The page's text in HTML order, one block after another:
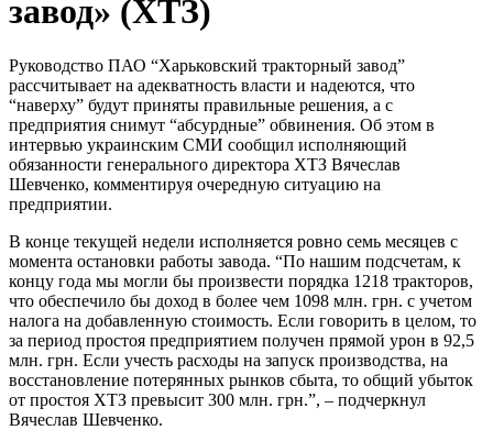
завод» (ХТЗ)
Руководство ПАО “Харьковский тракторный завод”
рассчитывает на адекватность власти и надеются, что
“наверху” будут приняты правильные решения, а с
предприятия снимут “абсурдные” обвинения. Об этом в
интервью украинским СМИ сообщил исполняющий
обязанности генерального директора ХТЗ Вячеслав
Шевченко, комментируя очередную ситуацию на
предприятии.
В конце текущей недели исполняется ровно семь месяцев с
момента остановки работы завода. “По нашим подсчетам, к
концу года мы могли бы произвести порядка 1218 тракторов,
что обеспечило бы доход в более чем 1098 млн. грн. с учетом
налога на добавленную стоимость. Если говорить в целом, то
за период простоя предприятием получен прямой урон в 92,5
млн. грн. Если учесть расходы на запуск производства, на
восстановление потерянных рынков сбыта, то общий убыток
от простоя ХТЗ превысит 300 млн. грн.”, – подчеркнул
Вячеслав Шевченко.